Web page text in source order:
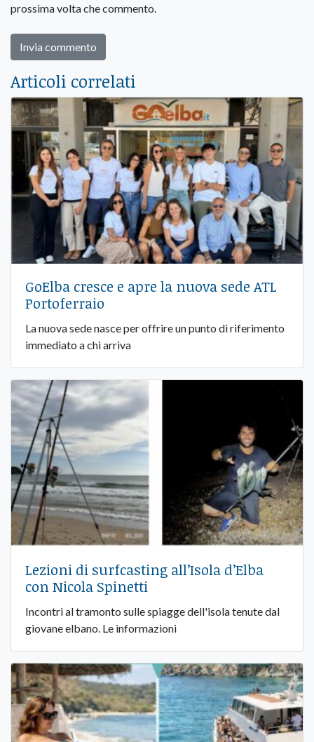
prossima volta che commento.
Articoli correlati
GoElba cresce e apre la nuova sede ATL
Portoferraio
La nuova sede nasce per offrire un punto di riferimento
immediato a chi arriva
Lezioni di surfcasting all’Isola d’Elba
con Nicola Spinetti
Incontri al tramonto sulle spiagge dell'isola tenute dal
giovane elbano. Le informazioni